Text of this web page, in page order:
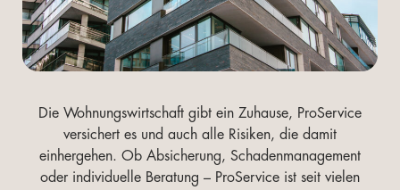
Die Wohnungswirtschaft gibt ein Zuhause, ProService
versichert es und auch alle Risiken, die damit
einhergehen. Ob Absicherung, Schadenmanagement
oder individuelle Beratung – ProService ist seit vielen